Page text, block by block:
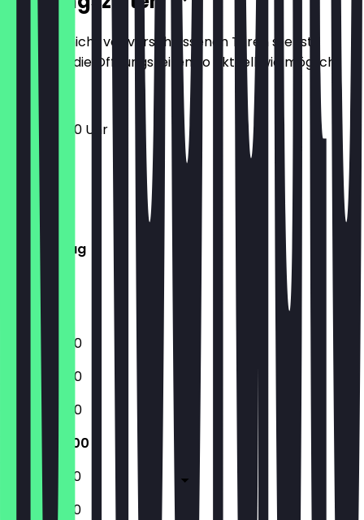
Damit du nicht vor verschlossenen Türen stehst,
halten wir die Öffnungszeiten so aktuell wie möglich.
10:00 - 18:00 Uhr
Montag
Dienstag
Donnerstag
Freitag
Samstag
10:00 - 18:00
10:00 - 18:00
10:00 - 18:00
10:00 - 18:00
10:00 - 19:00
10:00 - 19:00